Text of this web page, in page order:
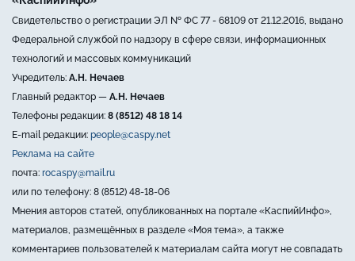
Свидетельство о регистрации ЭЛ № ФС 77 - 68109 от 21.12.2016, выдано
Федеральной службой по надзору в сфере связи, информационных
технологий и массовых коммуникаций
Учредитель: А.Н. Нечаев
Главный редактор — А.Н. Нечаев
Телефоны редакции: 8 (8512) 48 18 14
E-mail редакции: people@caspy.net
Реклама на сайте
почта: rocaspy@mail.ru
или по телефону: 8 (8512) 48-18-06
Мнения авторов статей, опубликованных на портале «КаспийИнфо»,
материалов, размещённых в разделе «Моя тема», а также
комментариев пользователей к материалам сайта могут не совпадать